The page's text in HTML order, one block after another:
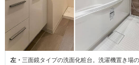
左・ 三面鏡タイプの洗面化粧台。洗濯機置き場